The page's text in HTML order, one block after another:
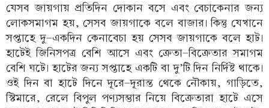
যেসব জায়গায় প্রতিদিন দোকান বসে এবং বেচাকেনার জন্য
লোকসমাগম হয়, সেসব জায়গাকে বলে বাজার। কিন্তু যেখানে
সপ্তাহে দু-একদিন কেনাবেচা হয় সেসব জায়গাকে বলে হাট।
হাটেই জিনিসপত্র বেশি আসে এবং ক্রেতা-বিক্রেতার সমাগম
বেশি ঘটে। হাটের জন্য সপ্তাহে একটি বা দু’টি দিন নির্দিষ্ট থাকে।
ওই দিন বা হাটে দিনে দূরে-দূরান্ত থেকে নৌকায়, গাড়িতে,
স্টিমারে, রেলে বিপুল পণ্যসম্ভার নিয়ে বিক্রেতারা হাটে এসে